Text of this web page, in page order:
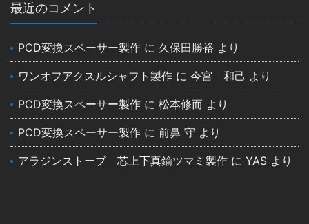
最近のコメント
PCD変換スペーサー製作 に 久保田勝裕 より
ワンオフアクスルシャフト製作 に今宮 和己 より
PCD変換スペーサー製作 に松本修而 より
PCD変換スペーサー製作 に前鼻 守 より
アラジンストーブ 芯上下真鍮ツマミ製作 にYAS より